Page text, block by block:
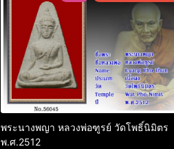
พระนางพญา หลวงพ่อฑูรย์ วัดโพธิ์นิมิตร
พ.ศ.2512